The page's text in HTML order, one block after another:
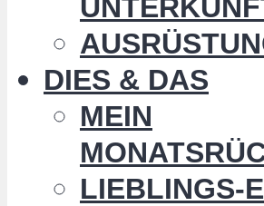
DIES & DAS
MEIN
LIEBLINGS-